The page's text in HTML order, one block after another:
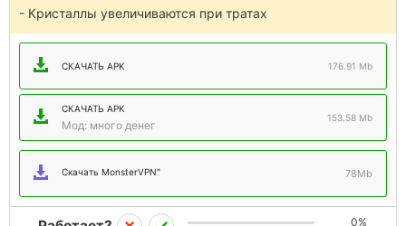
- Кристаллы увеличиваются при тратах
СКАЧАТЬ APK 176.91 Mb
СКАЧАТЬ APK
Мод: много денег
153.58 Mb
Скачать MonsterVPN" 78Mb
0%